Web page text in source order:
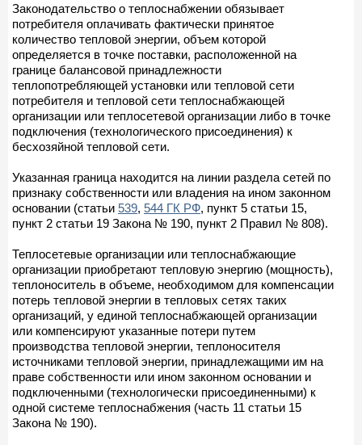
Законодательство о теплоснабжении обязывает
потребителя оплачивать фактически принятое
количество тепловой энергии, объем которой
определяется в точке поставки, расположенной на
границе балансовой принадлежности
теплопотребляющей установки или тепловой сети
потребителя и тепловой сети теплоснабжающей
организации или теплосетевой организации либо в точке
подключения (технологического присоединения) к
бесхозяйной тепловой сети.
Указанная граница находится на линии раздела сетей по
признаку собственности или владения на ином законном
основании (статьи 539, 544 ГК РФ, пункт 5 статьи 15,
пункт 2 статьи 19 Закона № 190, пункт 2 Правил № 808).
Теплосетевые организации или теплоснабжающие
организации приобретают тепловую энергию (мощность),
теплоноситель в объеме, необходимом для компенсации
потерь тепловой энергии в тепловых сетях таких
организаций, у единой теплоснабжающей организации
или компенсируют указанные потери путем
производства тепловой энергии, теплоносителя
источниками тепловой энергии, принадлежащими им на
праве собственности или ином законном основании и
подключенными (технологически присоединенными) к
одной системе теплоснабжения (часть 11 статьи 15
Закона № 190).